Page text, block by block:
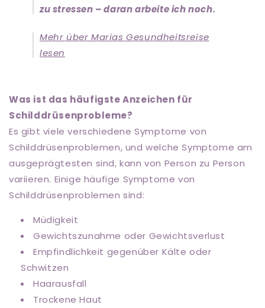
zu stressen – daran arbeite ich noch.
Mehr über Marias Gesundheitsreise
lesen
Was ist das häufigste Anzeichen für
Schilddrüsenprobleme?
Es gibt viele verschiedene Symptome von
Schilddrüsenproblemen, und welche Symptome am
ausgeprägtesten sind, kann von Person zu Person
variieren. Einige häufige Symptome von
Schilddrüsenproblemen sind:
Müdigkeit
Gewichtszunahme oder Gewichtsverlust
Empfindlichkeit gegenüber Kälte oder
Schwitzen
Haarausfall
Trockene Haut